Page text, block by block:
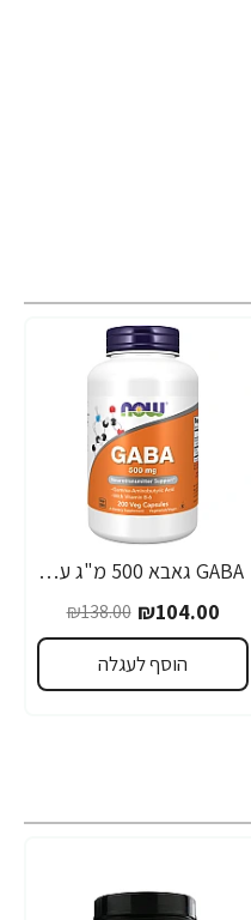
-25%
GABA גאבא 500 מ"ג עם ויטמין B6 תכולה 200 כמוסות - מבית NOW FOODS
₪104.00
₪138.00
הוסף לעגלה